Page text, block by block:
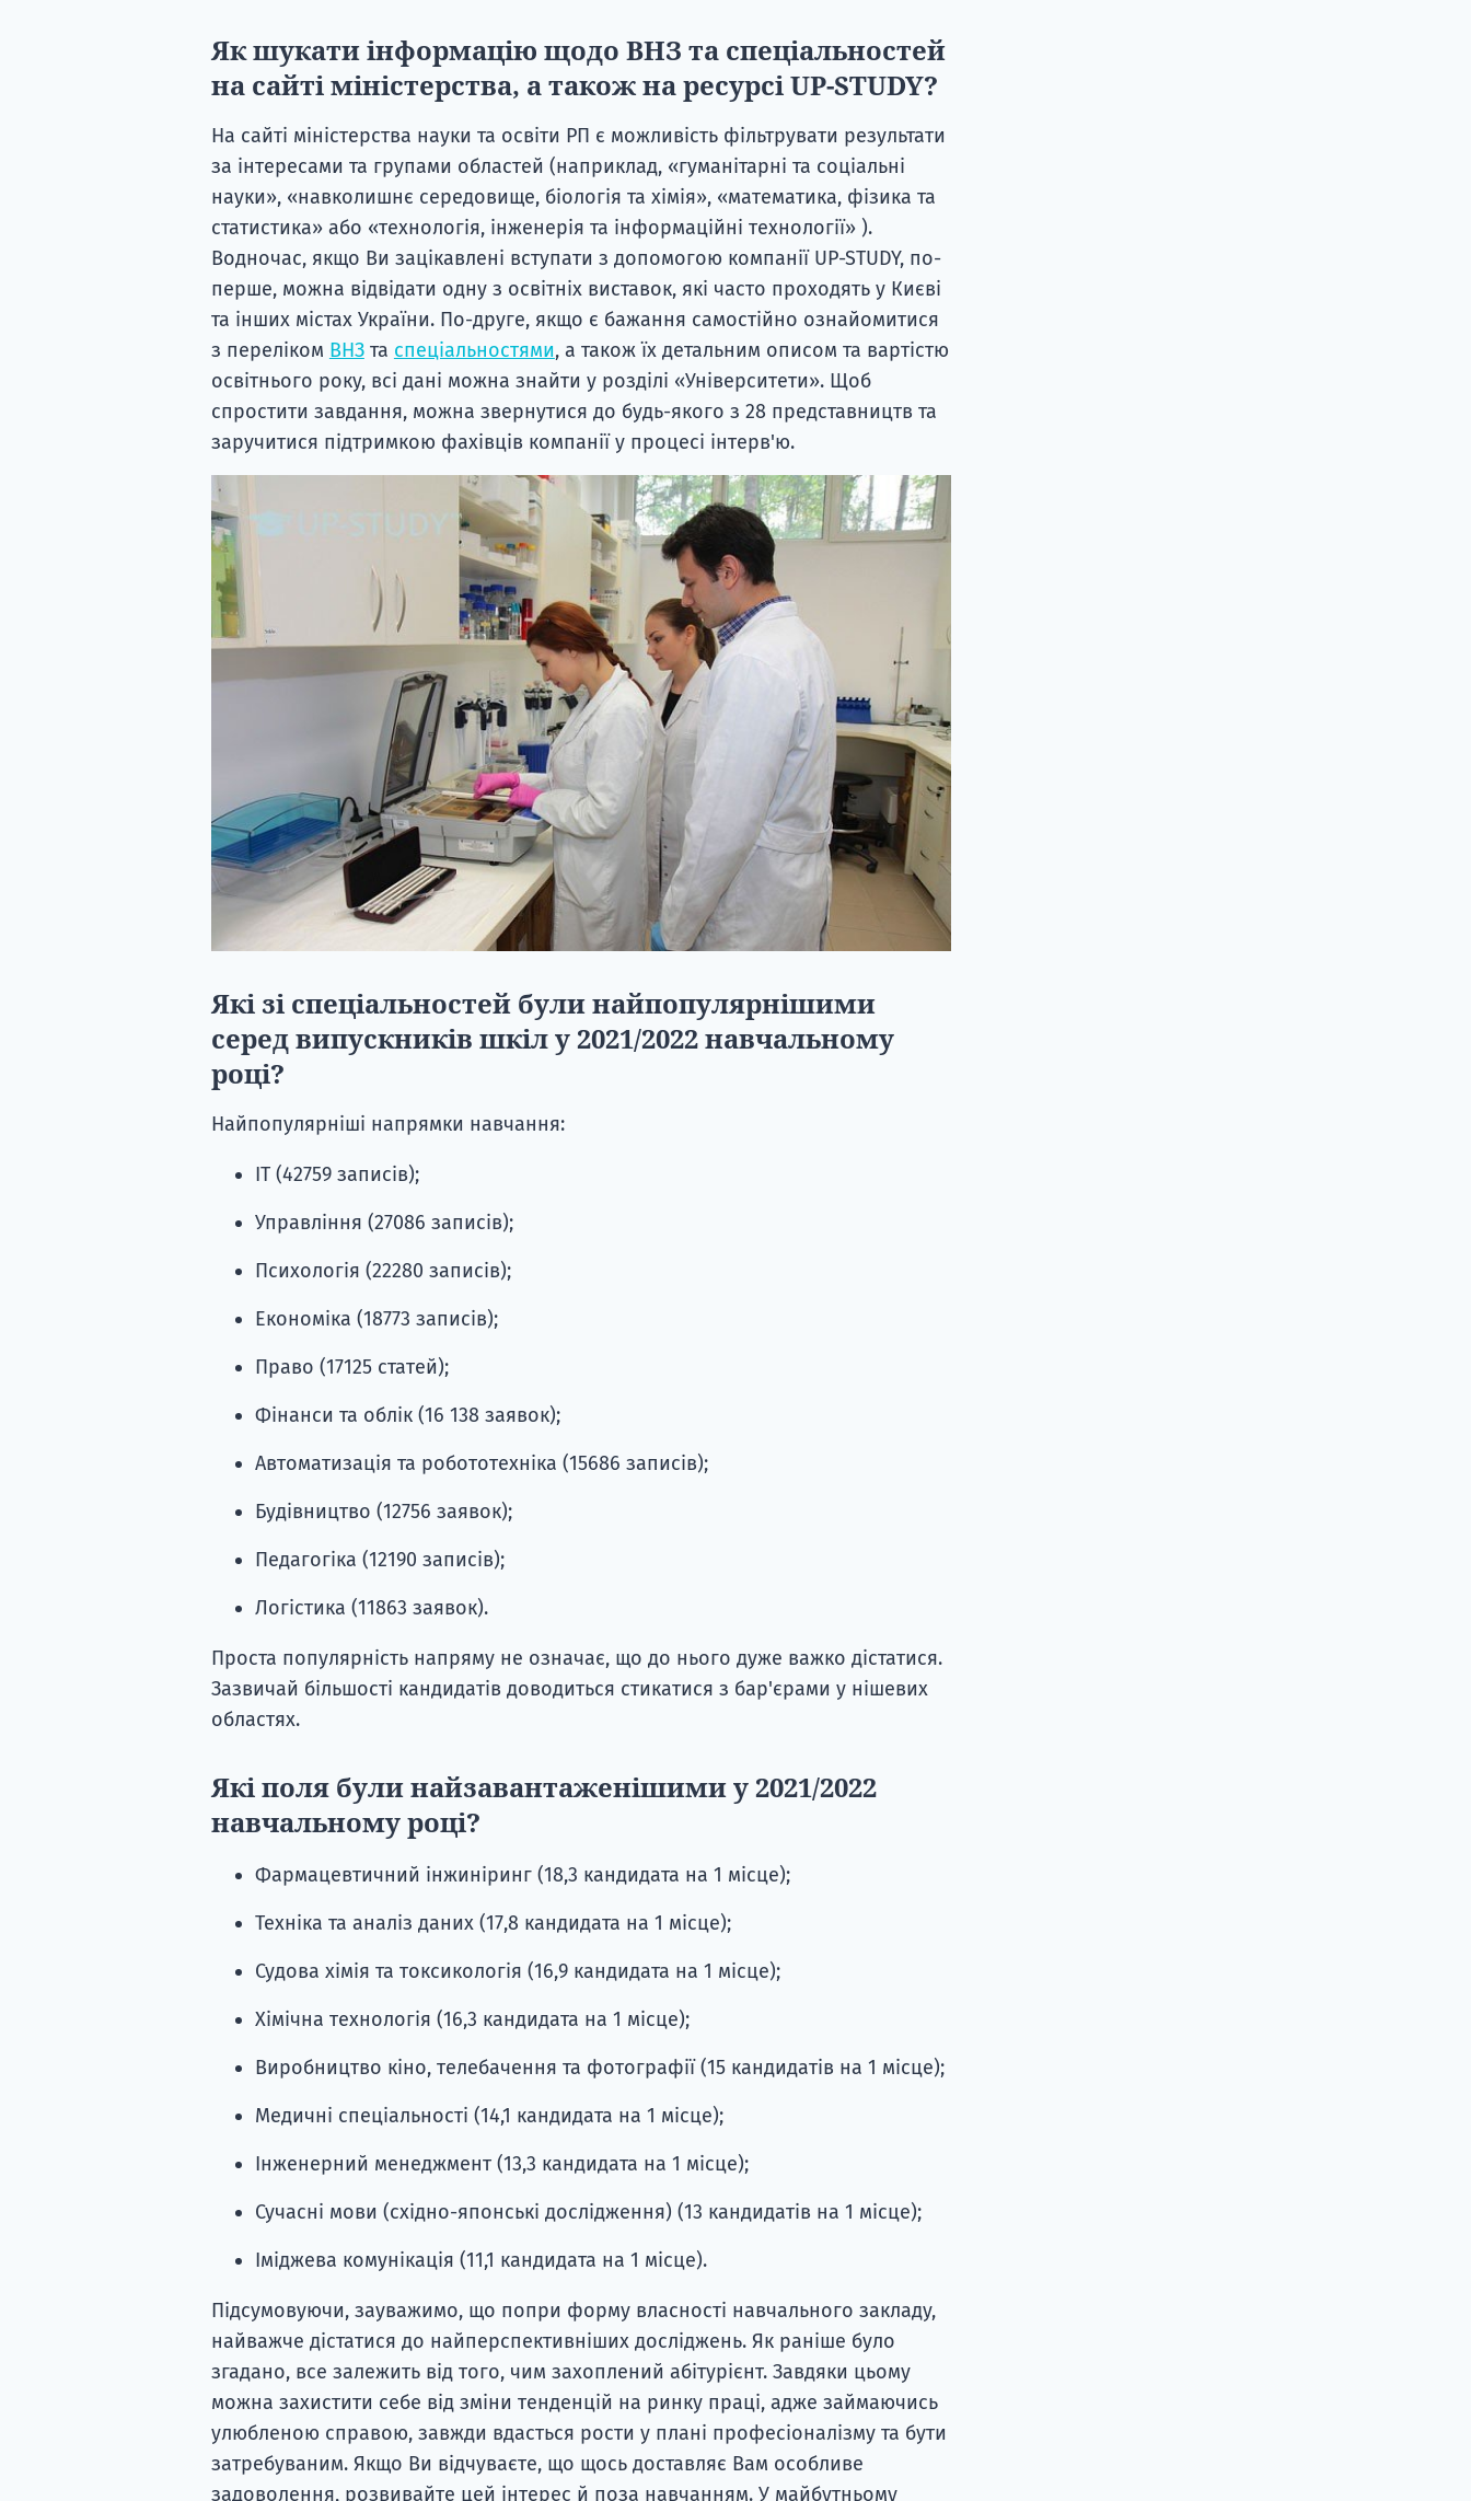
Як шукати інформацію щодо ВНЗ та спеціальностей
на сайті міністерства, а також на ресурсі UP-STUDY?
На сайті міністерства науки та освіти РП є можливість фільтрувати результати
за інтересами та групами областей (наприклад, «гуманітарні та соціальні
науки», «навколишнє середовище, біологія та хімія», «математика, фізика та
статистика» або «технологія, інженерія та інформаційні технології» ).
Водночас, якщо Ви зацікавлені вступати з допомогою компанії UP-STUDY, по-
перше, можна відвідати одну з освітніх виставок, які часто проходять у Києві
та інших містах України. По-друге, якщо є бажання самостійно ознайомитися
з переліком ВНЗта спеціальностями, а також їх детальним описом та вартістю
освітнього року, всі дані можна знайти у розділі «Університети». Щоб
спростити завдання, можна звернутися до будь-якого з 28 представництв та
заручитися підтримкою фахівців компанії у процесі інтерв'ю.
Які зі спеціальностей були найпопулярнішими
серед випускників шкіл у 2021/2022 навчальному
році?
Найпопулярніші напрямки навчання:
IT (42759 записів);
Управління (27086 записів);
Психологія (22280 записів);
Економіка (18773 записів);
Право (17125 статей);
Фінанси та облік (16 138 заявок);
Автоматизація та робототехніка (15686 записів);
Будівництво (12756 заявок);
Педагогіка (12190 записів);
Логістика (11863 заявок).
Проста популярність напряму не означає, що до нього дуже важко дістатися.
Зазвичай більшості кандидатів доводиться стикатися з бар'єрами у нішевих
областях.
Які поля були найзавантаженішими у 2021/2022
навчальному році?
Фармацевтичний інжиніринг (18,3 кандидата на 1 місце);
Техніка та аналіз даних (17,8 кандидата на 1 місце);
Судова хімія та токсикологія (16,9 кандидата на 1 місце);
Хімічна технологія (16,3 кандидата на 1 місце);
Виробництво кіно, телебачення та фотографії (15 кандидатів на 1 місце);
Медичні спеціальності (14,1 кандидата на 1 місце);
Інженерний менеджмент (13,3 кандидата на 1 місце);
Сучасні мови (східно-японські дослідження) (13 кандидатів на 1 місце);
Іміджева комунікація (11,1 кандидата на 1 місце).
Підсумовуючи, зауважимо, що попри форму власності навчального закладу,
найважче дістатися до найперспективніших досліджень. Як раніше було
згадано, все залежить від того, чим захоплений абітурієнт. Завдяки цьому
можна захистити себе від зміни тенденцій на ринку праці, адже займаючись
улюбленою справою, завжди вдасться рости у плані професіоналізму та бути
затребуваним. Якщо Ви відчуваєте, що щось доставляє Вам особливе
задоволення, розвивайте цей інтерес й поза навчанням. У майбутньому